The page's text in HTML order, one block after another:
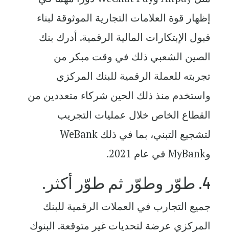
إظهار قوة العلامات التجارية الموثوقة لبناء
قبول الإبتكارات المالية الرقمية. أدرك بنك
الصين الشعبي ذلك في وقت مبكر من
تجربته للعملة الرقمية للبنك المركزي
واستخدم منذ ذلك الحين شركاء متعددين من
القطاع الخاص خلال عمليات التجريب
لتشجيع التبني، بما في ذلك WeBank
4. طوّر وطوّر ثم طوّر أكثر.
جميع التجارب في العملات الرقمية للبنك
المركزي عرضة لتحديات غير متوقعة. البنوك